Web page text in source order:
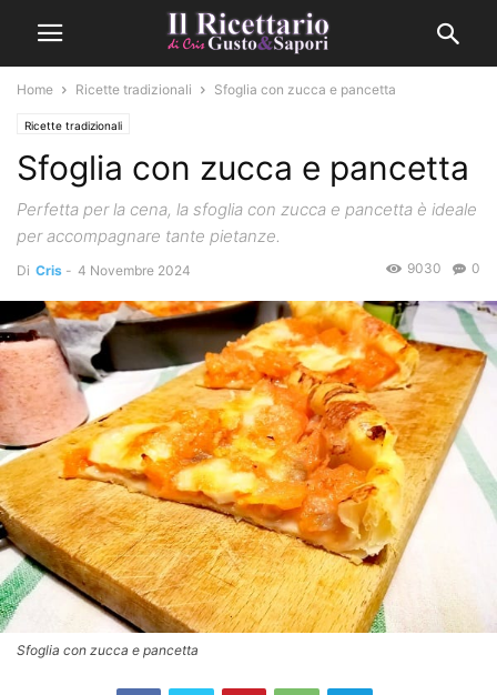
Home Ricette tradizionali Sfoglia con zucca e pancetta
Ricette tradizionali
Sfoglia con zucca e pancetta
Perfetta per la cena, la sfoglia con zucca e pancetta è ideale
per accompagnare tante pietanze.
Di Cris - 4 Novembre 2024 0
9030
Sfoglia con zucca e pancetta